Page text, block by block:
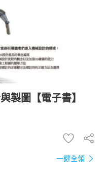
製圖【電子書】
一鍵全領